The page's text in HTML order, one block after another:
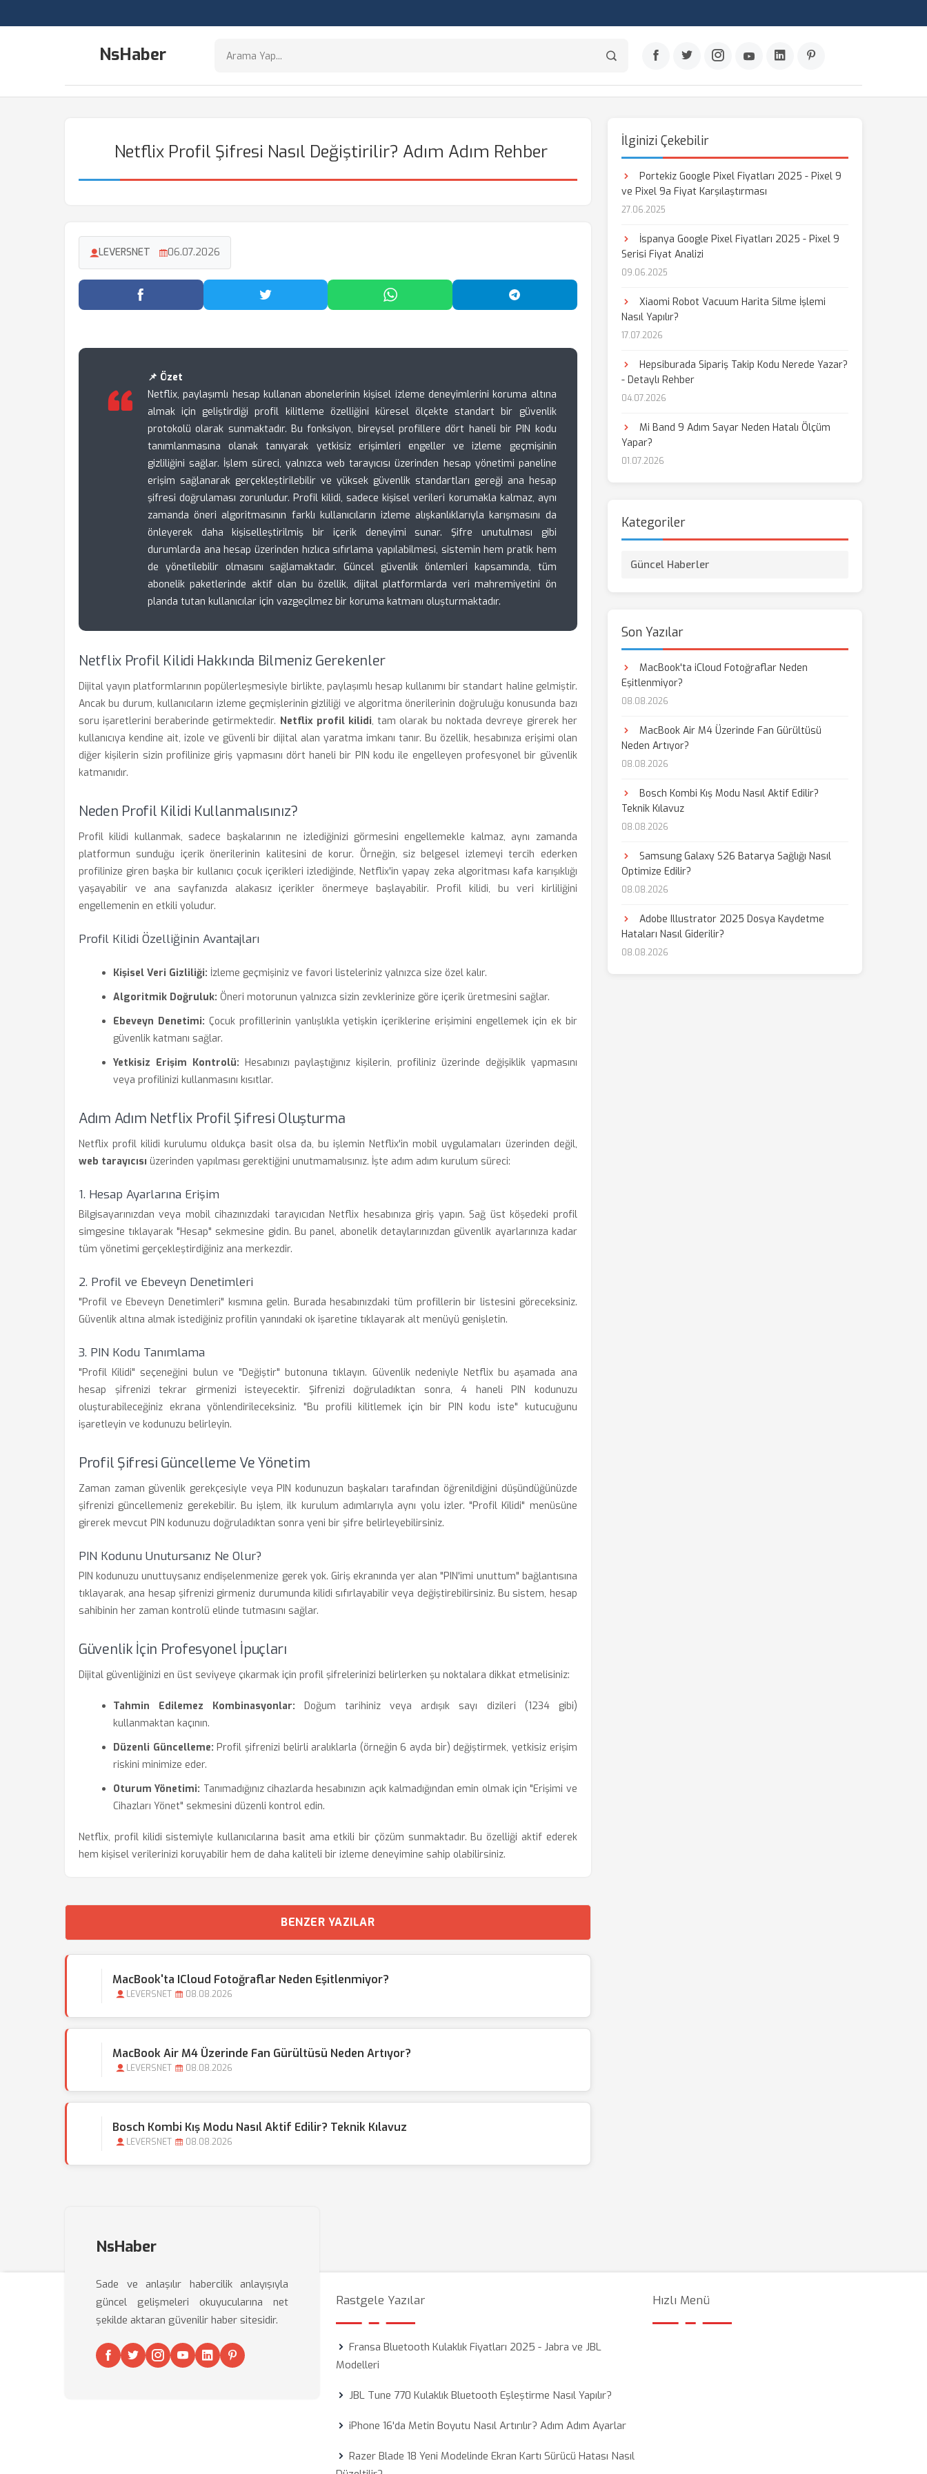
NsHaber
Netflix Profil Şifresi Nasıl Değiştirilir? Adım Adım Rehber
LEVERSNET 06.07.2026
Facebook'ta Paylaş Twitter'da Paylaş WhatsApp'ta Paylaş Telegram'da Paylaş
📌 Özet
Netflix, paylaşımlı hesap kullanan abonelerinin kişisel izleme deneyimlerini koruma altına
almak için geliştirdiği profil kilitleme özelliğini küresel ölçekte standart bir güvenlik
protokolü olarak sunmaktadır. Bu fonksiyon, bireysel profillere dört haneli bir PIN kodu
tanımlanmasına olanak tanıyarak yetkisiz erişimleri engeller ve izleme geçmişinin
gizliliğini sağlar. İşlem süreci, yalnızca web tarayıcısı üzerinden hesap yönetimi paneline
erişim sağlanarak gerçekleştirilebilir ve yüksek güvenlik standartları gereği ana hesap
şifresi doğrulaması zorunludur. Profil kilidi, sadece kişisel verileri korumakla kalmaz, aynı
zamanda öneri algoritmasının farklı kullanıcıların izleme alışkanlıklarıyla karışmasını da
önleyerek daha kişiselleştirilmiş bir içerik deneyimi sunar. Şifre unutulması gibi
durumlarda ana hesap üzerinden hızlıca sıfırlama yapılabilmesi, sistemin hem pratik hem
de yönetilebilir olmasını sağlamaktadır. Güncel güvenlik önlemleri kapsamında, tüm
abonelik paketlerinde aktif olan bu özellik, dijital platformlarda veri mahremiyetini ön
planda tutan kullanıcılar için vazgeçilmez bir koruma katmanı oluşturmaktadır.
Netflix Profil Kilidi Hakkında Bilmeniz Gerekenler
Dijital yayın platformlarının popülerleşmesiyle birlikte, paylaşımlı hesap kullanımı bir standart haline gelmiştir.
Ancak bu durum, kullanıcıların izleme geçmişlerinin gizliliği ve algoritma önerilerinin doğruluğu konusunda bazı
soru işaretlerini beraberinde getirmektedir. Netflix profil kilidi, tam olarak bu noktada devreye girerek her
kullanıcıya kendine ait, izole ve güvenli bir dijital alan yaratma imkanı tanır. Bu özellik, hesabınıza erişimi olan
diğer kişilerin sizin profilinize giriş yapmasını dört haneli bir PIN kodu ile engelleyen profesyonel bir güvenlik
katmanıdır.
Neden Profil Kilidi Kullanmalısınız?
Profil kilidi kullanmak, sadece başkalarının ne izlediğinizi görmesini engellemekle kalmaz, aynı zamanda
platformun sunduğu içerik önerilerinin kalitesini de korur. Örneğin, siz belgesel izlemeyi tercih ederken
profilinize giren başka bir kullanıcı çocuk içerikleri izlediğinde, Netflix'in yapay zeka algoritması kafa karışıklığı
yaşayabilir ve ana sayfanızda alakasız içerikler önermeye başlayabilir. Profil kilidi, bu veri kirliliğini
engellemenin en etkili yoludur.
Profil Kilidi Özelliğinin Avantajları
Kişisel Veri Gizliliği: İzleme geçmişiniz ve favori listeleriniz yalnızca size özel kalır.
Algoritmik Doğruluk: Öneri motorunun yalnızca sizin zevklerinize göre içerik üretmesini sağlar.
Ebeveyn Denetimi: Çocuk profillerinin yanlışlıkla yetişkin içeriklerine erişimini engellemek için ek bir
güvenlik katmanı sağlar.
Yetkisiz Erişim Kontrolü: Hesabınızı paylaştığınız kişilerin, profiliniz üzerinde değişiklik yapmasını
veya profilinizi kullanmasını kısıtlar.
Adım Adım Netflix Profil Şifresi Oluşturma
Netflix profil kilidi kurulumu oldukça basit olsa da, bu işlemin Netflix'in mobil uygulamaları üzerinden değil,
web tarayıcısı üzerinden yapılması gerektiğini unutmamalısınız. İşte adım adım kurulum süreci:
1. Hesap Ayarlarına Erişim
Bilgisayarınızdan veya mobil cihazınızdaki tarayıcıdan Netflix hesabınıza giriş yapın. Sağ üst köşedeki profil
simgesine tıklayarak "Hesap" sekmesine gidin. Bu panel, abonelik detaylarınızdan güvenlik ayarlarınıza kadar
tüm yönetimi gerçekleştirdiğiniz ana merkezdir.
2. Profil ve Ebeveyn Denetimleri
"Profil ve Ebeveyn Denetimleri" kısmına gelin. Burada hesabınızdaki tüm profillerin bir listesini göreceksiniz.
Güvenlik altına almak istediğiniz profilin yanındaki ok işaretine tıklayarak alt menüyü genişletin.
3. PIN Kodu Tanımlama
"Profil Kilidi" seçeneğini bulun ve "Değiştir" butonuna tıklayın. Güvenlik nedeniyle Netflix bu aşamada ana
hesap şifrenizi tekrar girmenizi isteyecektir. Şifrenizi doğruladıktan sonra, 4 haneli PIN kodunuzu
oluşturabileceğiniz ekrana yönlendirileceksiniz. "Bu profili kilitlemek için bir PIN kodu iste" kutucuğunu
işaretleyin ve kodunuzu belirleyin.
Profil Şifresi Güncelleme Ve Yönetim
Zaman zaman güvenlik gerekçesiyle veya PIN kodunuzun başkaları tarafından öğrenildiğini düşündüğünüzde
şifrenizi güncellemeniz gerekebilir. Bu işlem, ilk kurulum adımlarıyla aynı yolu izler. "Profil Kilidi" menüsüne
girerek mevcut PIN kodunuzu doğruladıktan sonra yeni bir şifre belirleyebilirsiniz.
PIN Kodunu Unutursanız Ne Olur?
PIN kodunuzu unuttuysanız endişelenmenize gerek yok. Giriş ekranında yer alan "PIN'imi unuttum" bağlantısına
tıklayarak, ana hesap şifrenizi girmeniz durumunda kilidi sıfırlayabilir veya değiştirebilirsiniz. Bu sistem, hesap
sahibinin her zaman kontrolü elinde tutmasını sağlar.
Güvenlik İçin Profesyonel İpuçları
Dijital güvenliğinizi en üst seviyeye çıkarmak için profil şifrelerinizi belirlerken şu noktalara dikkat etmelisiniz:
Tahmin Edilemez Kombinasyonlar: Doğum tarihiniz veya ardışık sayı dizileri (1234 gibi)
kullanmaktan kaçının.
Düzenli Güncelleme: Profil şifrenizi belirli aralıklarla (örneğin 6 ayda bir) değiştirmek, yetkisiz erişim
riskini minimize eder.
Oturum Yönetimi: Tanımadığınız cihazlarda hesabınızın açık kalmadığından emin olmak için "Erişimi ve
Cihazları Yönet" sekmesini düzenli kontrol edin.
Netflix, profil kilidi sistemiyle kullanıcılarına basit ama etkili bir çözüm sunmaktadır. Bu özelliği aktif ederek
hem kişisel verilerinizi koruyabilir hem de daha kaliteli bir izleme deneyimine sahip olabilirsiniz.
BENZER YAZILAR
MacBook'ta ICloud Fotoğraflar Neden Eşitlenmiyor?
LEVERSNET 08.08.2026
MacBook Air M4 Üzerinde Fan Gürültüsü Neden Artıyor?
LEVERSNET 08.08.2026
Bosch Kombi Kış Modu Nasıl Aktif Edilir? Teknik Kılavuz
LEVERSNET 08.08.2026
İlginizi Çekebilir
Portekiz Google Pixel Fiyatları 2025 - Pixel 9
ve Pixel 9a Fiyat Karşılaştırması
27.06.2025
İspanya Google Pixel Fiyatları 2025 - Pixel 9
Serisi Fiyat Analizi
09.06.2025
Xiaomi Robot Vacuum Harita Silme İşlemi
Nasıl Yapılır?
17.07.2026
Hepsiburada Sipariş Takip Kodu Nerede Yazar?
- Detaylı Rehber
04.07.2026
Mi Band 9 Adım Sayar Neden Hatalı Ölçüm
Yapar?
01.07.2026
Kategoriler
Güncel Haberler
Son Yazılar
MacBook'ta iCloud Fotoğraflar Neden
Eşitlenmiyor?
08.08.2026
MacBook Air M4 Üzerinde Fan Gürültüsü
Neden Artıyor?
08.08.2026
Bosch Kombi Kış Modu Nasıl Aktif Edilir?
Teknik Kılavuz
08.08.2026
Samsung Galaxy S26 Batarya Sağlığı Nasıl
Optimize Edilir?
08.08.2026
Adobe Illustrator 2025 Dosya Kaydetme
Hataları Nasıl Giderilir?
08.08.2026
NsHaber
Sade ve anlaşılır habercilik anlayışıyla
güncel gelişmeleri okuyucularına net
şekilde aktaran güvenilir haber sitesidir.
Rastgele Yazılar
Fransa Bluetooth Kulaklık Fiyatları 2025 - Jabra ve JBL
Modelleri
JBL Tune 770 Kulaklık Bluetooth Eşleştirme Nasıl Yapılır?
iPhone 16'da Metin Boyutu Nasıl Artırılır? Adım Adım Ayarlar
Razer Blade 18 Yeni Modelinde Ekran Kartı Sürücü Hatası Nasıl
Hızlı Menü